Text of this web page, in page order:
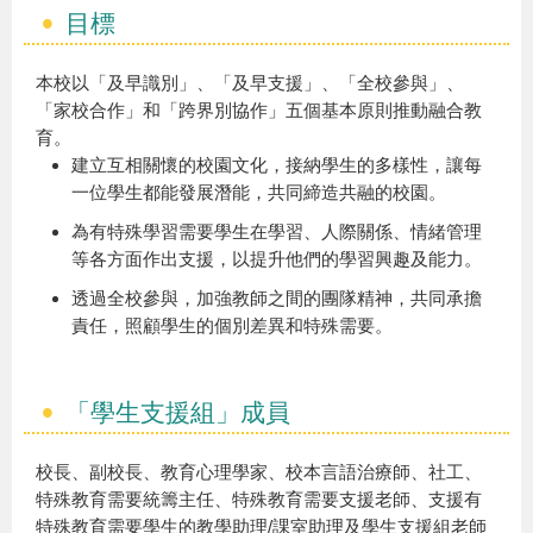
目標
本校以「及早識別」、「及早支援」、「全校參與」、
「家校合作」和「跨界別協作」五個基本原則推動融合教
育。
建立互相關懷的校園文化，接納學生的多樣性，讓每
一位學生都能發展潛能，共同締造共融的校園。
為有特殊學習需要學生在學習、人際關係、情緒管理
等各方面作出支援，以提升他們的學習興趣及能力。
透過全校參與，加強教師之間的團隊精神，共同承擔
責任，照顧學生的個別差異和特殊需要。
「學生支援組」成員
校長、副校長、教育心理學家、校本言語治療師、社工、
特殊教育需要統籌主任、特殊教育需要支援老師、支援有
特殊教育需要學生的教學助理/課室助理及學生支援組老師